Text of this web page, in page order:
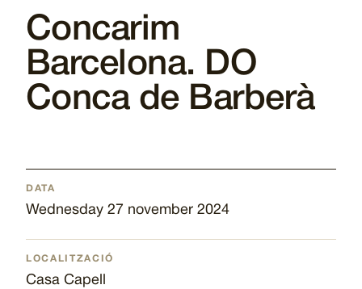
Concarim
Barcelona. DO
Conca de Barberà
DATA
Wednesday 27 november 2024
LOCALITZACIÓ
Casa Capell